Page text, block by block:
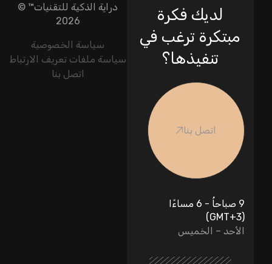
دراية الذكية للتقنيات™ ©
2026
سياسة الخصوصية
سياسة ملفات تعريف الارتباط
اتصل بنا
لديك فكرة
مبتكرة ترغب في
تنفيذها؟
اتصل بنا
9 صباحاُ - 6 مساءًا
(GMT+3)
الأحد – الخميس